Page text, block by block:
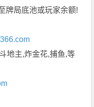
牌局底池或玩家余额!
地主,炸金花,捕鱼,等